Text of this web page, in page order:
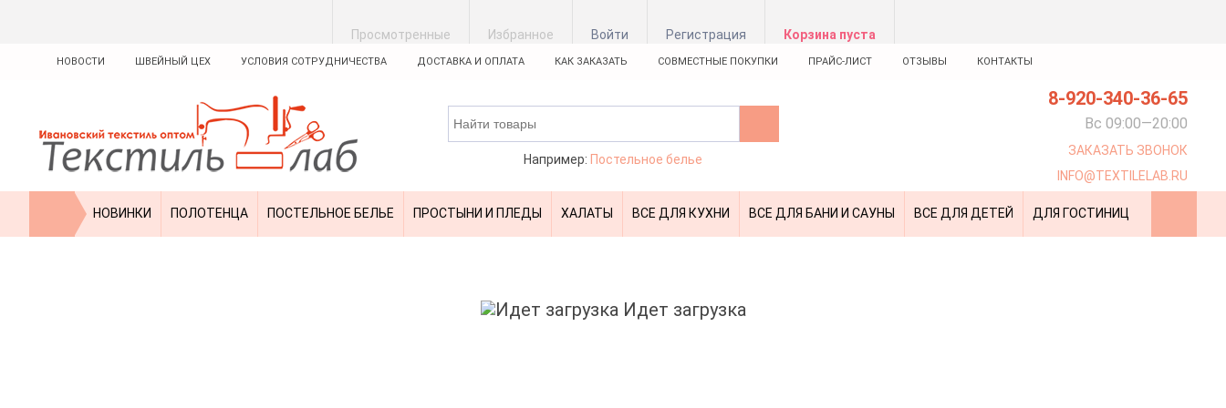
Просмотренные Избранное Войти Регистрация Корзина пуста
НОВОСТИ ШВЕЙНЫЙ ЦЕХ УСЛОВИЯ СОТРУДНИЧЕСТВА ДОСТАВКА И ОПЛАТА КАК ЗАКАЗАТЬ СОВМЕСТНЫЕ ПОКУПКИ ПРАЙС-ЛИСТ ОТЗЫВЫ КОНТАКТЫ
Например: Постельное белье
8-920-340-36-65
Вс 09:00—20:00
ЗАКАЗАТЬ ЗВОНОК
INFO@TEXTILELAB.RU
НОВИНКИ ПОЛОТЕНЦА ПОСТЕЛЬНОЕ БЕЛЬЕ ПРОСТЫНИ И ПЛЕДЫ ХАЛАТЫ ВСЕ ДЛЯ КУХНИ ВСЕ ДЛЯ БАНИ И САУНЫ ВСЕ ДЛЯ ДЕТЕЙ ДЛЯ ГОСТИНИЦ
Идет загрузка